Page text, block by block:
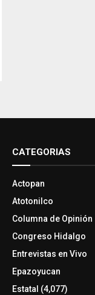
CATEGORIAS
Actopan
Atotonilco
Columna de Opinión
Congreso Hidalgo
Entrevistas en Vivo
Epazoyucan
Estatal (4,077)